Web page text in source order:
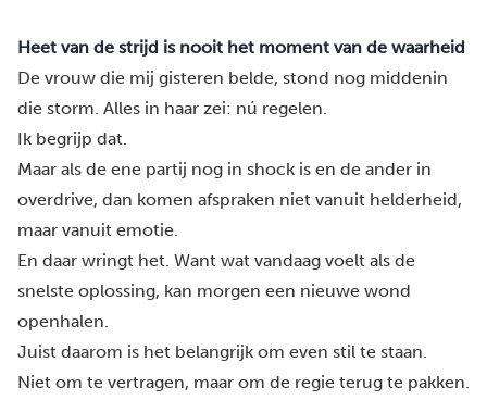
Heet van de strijd is nooit het moment van de waarheid
De vrouw die mij gisteren belde, stond nog middenin
die storm. Alles in haar zei: nú regelen.
Ik begrijp dat.
Maar als de ene partij nog in shock is en de ander in
overdrive, dan komen afspraken niet vanuit helderheid,
maar vanuit emotie.
En daar wringt het. Want wat vandaag voelt als de
snelste oplossing, kan morgen een nieuwe wond
openhalen.
Juist daarom is het belangrijk om even stil te staan.
Niet om te vertragen, maar om de regie terug te pakken.